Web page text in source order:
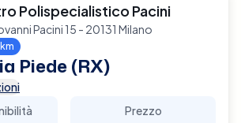
Polispecialistico Pacini
Pacini 15 - 20131 Milano
Piede (RX)
Prezzo